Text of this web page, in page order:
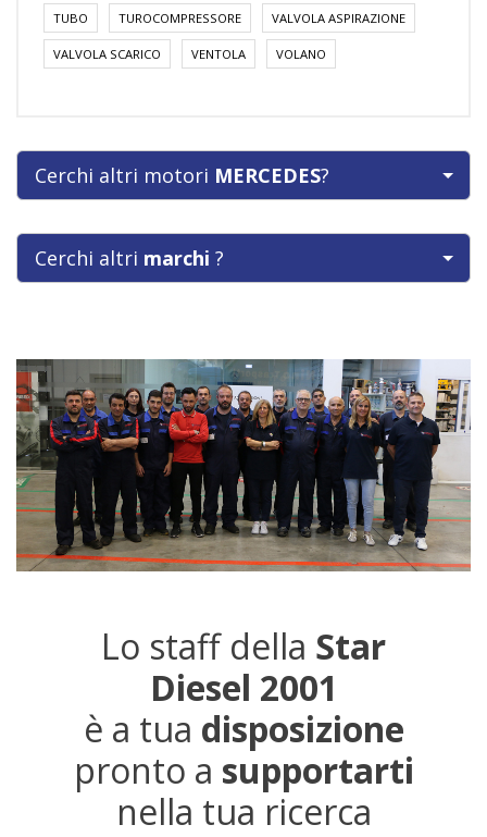
TUBO TUROCOMPRESSORE VALVOLA ASPIRAZIONE
VALVOLA SCARICO VENTOLA VOLANO
Cerchi altri motori MERCEDES?
Cerchi altri marchi ?
Lo staff della Star
Diesel 2001
è a tua disposizione
pronto a supportarti
nella tua ricerca